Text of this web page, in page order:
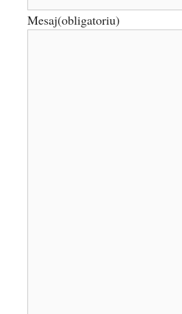
Mesaj(obligatoriu)